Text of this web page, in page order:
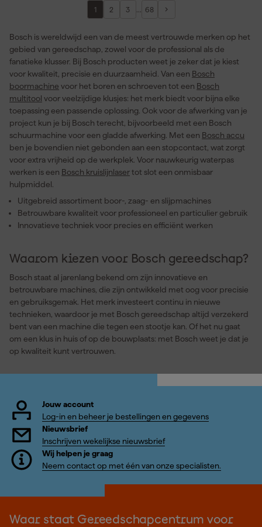
1 2 3 68
Bosch is wereldwijd een van de meest vertrouwde merken op het
gebied van gereedschap, zowel voor de professional als de
fanatieke klusser. Bij Bosch producten weet je zeker dat je kiest
voor kwaliteit, precisie en duurzaamheid. Van een Bosch
boormachine voor het boren en schroeven tot een Bosch
multitool voor veelzijdige klusjes: het merk biedt voor bijna elke
toepassing een passende oplossing. Ook voor de afwerking van je
project kun je bij Bosch terecht, bijvoorbeeld met een Bosch
schuurmachine voor een gladde afwerking. Met een Bosch accu
ben je bovendien niet gebonden aan een stopcontact, wat zorgt
voor extra vrijheid op de werkplek. Voor nauwkeurig waterpas
werken is een Bosch kruislijnlasertot slot een onmisbaar
hulpmiddel.
Uitgebreid assortiment boor-, zaag- en slijpmachines
Betrouwbare kwaliteit voor professioneel en particulier gebruik
Innovatieve techniek voor precies en efficiënt werken
Waarom kiezen voor Bosch gereedschap?
Bosch staat al jarenlang bekend om zijn innovatieve en
betrouwbare machines, die zijn ontwikkeld met oog voor precisie
en gebruiksgemak. Het merk investeert continu in nieuwe
technieken, waardoor je met Bosch gereedschap altijd verzekerd
bent van een machine die tegen een stootje kan. Of het nu gaat
om een klus in huis of op de bouwplaats: met Bosch weet je dat je
op kwaliteit kunt vertrouwen.
Jouw account
Log-in en beheer je bestellingen en gegevens
Nieuwsbrief
Inschrijven wekelijkse nieuwsbrief
Wij helpen je graag
Neem contact op met één van onze specialisten.
Waar staat Gereedschapcentrum voor